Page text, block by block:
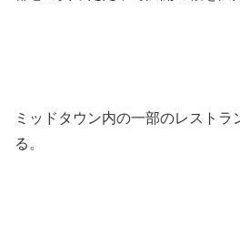
ミッドタウン内の一部のレストラ
る。